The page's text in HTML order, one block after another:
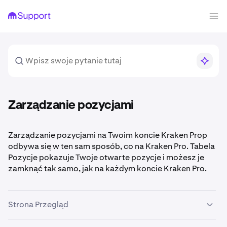
Zarządzanie pozycjami
Zarządzanie pozycjami na Twoim koncie Kraken Prop
odbywa się w ten sam sposób, co na Kraken Pro. Tabela
Pozycje pokazuje Twoje otwarte pozycje i możesz je
zamknąć tak samo, jak na każdym koncie Kraken Pro.
Strona Przegląd